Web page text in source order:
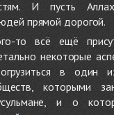
И пусть
прямой дорогой.
то всё ещё
некоторые
в один
которыми
и о